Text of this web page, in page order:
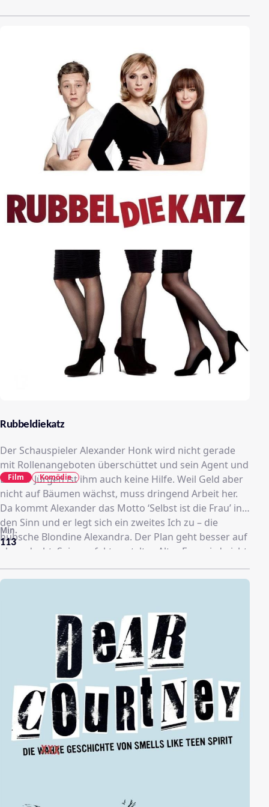
Beeindruckt von ihr, stellt er bald fest, dass er dem
Rubbeldiekatz
Der Schauspieler Alexander Honk wird nicht gerade
mit Rollenangeboten überschüttet und sein Agent und
Bruder Jürgen ist ihm auch keine Hilfe. Weil Geld aber
nicht auf Bäumen wächst, muss dringend Arbeit her.
Da kommt Alexander das Motto ‘Selbst ist die Frau’ in
den Sinn und er legt sich ein zweites Ich zu – die
hübsche Blondine Alexandra. Der Plan geht besser auf
als gedacht. Sein perfekt gestyltes Alter Ego wird nicht
nur prompt als deutsches Mädel für einen Hollywood-
Nazifilm engagiert, ‘Alexandra’ ist auch noch
immer komplizierter als sich zwischen ‘Alexandra’ und
Sarah Voss, Kollegin und Star der Produktion, eine
Mädchenfreundschaft entwickelt.
113
Min.
Film Komödie